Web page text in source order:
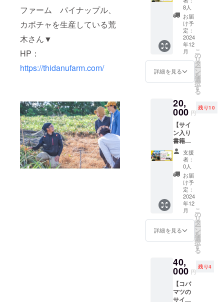
ファーム パイナップル、
カボチャを生産している荒
木さん▼
HP：
https://thidanufarm.com/
さわし
い味わ
い！ ▼
リター
ンにつ
いての
確認事
項▼
※③こち
らは任
意にな
す。支
援時に
アカウ
ントを
お教え
下さ
い。
※④の発
刊は１
月中の
予定で
す。ご
希望の
メール
アドレ
スに送
信させ
ていた
だきま
※⑤は
2025年
1月～2
月の発
送にな
いる絞
り機で
一本一
本黒糖
を絞
り、今
ではほ
とんど
やって
いる人
がいな
炊きで
黒糖を
煮詰め
る。さ
らに、
手作り
で黒糖
を作っ
てい
く。全
て手作
業の職
人技で
す。黒
糖では
なく、
生チョ
コのよ
うな、
い。
コー
ヒーや
お茶の
お供に
ぜに！
るク
ローズ
ドのグ
ループ
にご招
待しま
す！
さんか
らも情
が可能
です！
皆で楽
しく農
業トー
クをし
ましょ
う！）
⑤コバ
マツと
オンラ
イン相
談（３
０分）
▼リ
ターン
の確認
事項▼
※③の発
月中の
予定で
す。ご
希望の
メール
アドレ
【量】
２kg
【特
徴】北
海道旭
川市東
鷹栖の
産法
人 旬
農園さ
んのお
米！旭
川の地
域を囲
む大雪
山（た
いせつ
ざん）
からは
春にな
るとこ
の山の
伏流水
肥沃な
大地を
す。そ
んな大
地で育
てられ
たお米
です♪
報発信
が可能
です！
皆で楽
しく農
業トー
クをし
う！ ④
番外
手作
り、推
し農家
電子冊
子 ⑤北
海道中
標津町
の乳製
品セッ
ト。
（写真
の乳製
品５品
ほどを
お送り
いただ
きま
乳で！
という
乾杯条
例があ
るほど
者や、
農業
ニュー
スを特
集した
コバマ
ツ手作
り電子
雑誌！
す！）
④ク
ドの
LINEグ
ルー
プ、
OR
FBグ
ループ
にご招
待！ ⑤
和歌山
県有田
川町
のみっ
ちゃん
ン ３
kg 【産
地】和
歌山県
有田川
き方と
は」1冊
②お礼
のメッ
セージ
③番外
編！コ
バマツ
手作
子 （本
には登
場しな
い生産
者や、
農業
ニュー
スを特
集した
コバマ
ツ手作
り電子
誌！）
④ク
ローズ
ドの
OR
FBグ
にご招
待！
番外編
推し農
家電子
冊子×
コバマ
ツも感
動した
美味し
さ！！
石垣島
産パイ
ル２
kg！ ボ
ゴール
パイン
orピー
チパイ
ン！】
推し農
家の、
てぃだ
ふぁー
む荒木
さん
（ボ
ゴール
パイ
杉原さ
ん
（ピー
チパイ
ン）！
8人
お届
け予
定：
2024
年12
月
詳細を見る
こ
の
リ
タ
ー
ン
を
選
択
す
る
20,
000 円
残り10
【サイ
ン入り
書籍１
冊×番外
編コバ
マツ手
作り、
推し農
家電子
冊子×コ
バマツ
と行
く！！
推し農
家交流
会！】
芽室
町、メ
ムロ
ピー
ナッツ
支援
者：
0人
お届
け予
定：
2024
年12
月
詳細を見る
こ
の
リ
タ
ー
ン
を
選
択
す
る
40,
000 円
残り4
【コバ
マツの
サイン